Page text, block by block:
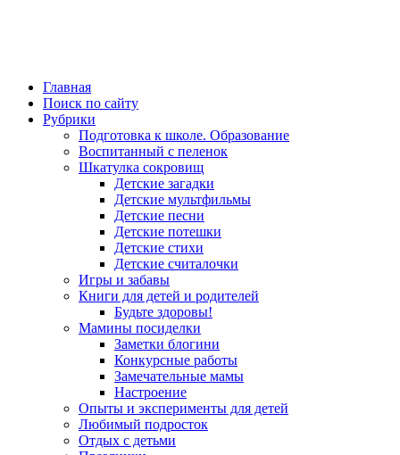
Главная
Поиск по сайту
Рубрики
Подготовка к школе. Образование
Воспитанный с пеленок
Шкатулка сокровищ
Детские загадки
Детские мультфильмы
Детские песни
Детские потешки
Детские стихи
Детские считалочки
Игры и забавы
Книги для детей и родителей
Будьте здоровы!
Мамины посиделки
Заметки блогини
Конкурсные работы
Замечательные мамы
Настроение
Опыты и эксперименты для детей
Любимый подросток
Отдых с детьми